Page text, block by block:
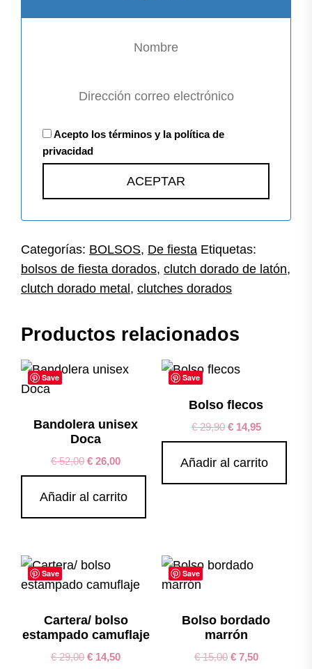
Acepto los términos y la política de
privacidad
Categorías: BOLSOS, De fiesta Etiquetas:
bolsos de fiesta dorados, clutch dorado de latón,
clutch dorado metal, clutches dorados
Productos relacionados
Save
Bandolera unisex
Doca
€52,00 € 26,00
Añadir al carrito
Save
Bolso flecos
€29,90 €14,95
Añadir al carrito
Save
Cartera/ bolso
estampado camuflaje
€29,00 € 14,50
Save
Bolso bordado
marrón
€15,00 €7,50